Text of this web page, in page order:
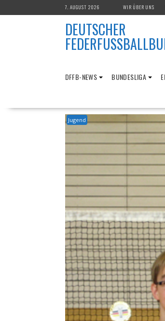
to
7. AUGUST 2026 WIR ÜBER UNS
DEUTSCHER
DFFB-NEWS BUNDESLIGA
Jugend